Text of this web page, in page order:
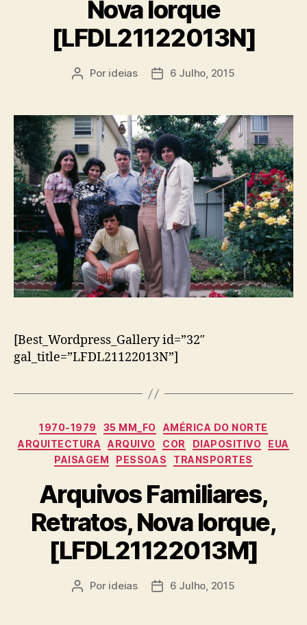
Nova Iorque
[LFDL21122013N]
Autor
Por ideias
Data6 Julho, 2015
[Best_Wordpress_Gallery id=”32″
gal_title=”LFDL21122013N”]
Categorias
1970-1979 35 MM_FO
AMÉRICA DO NORTE
ARQUITECTURA
ARQUIVO COR DIAPOSITIVO
EUA
PAISAGEM
PESSOAS TRANSPORTES
Arquivos Familiares,
Retratos, Nova Iorque,
[LFDL21122013M]
Autor
Por ideias
Data6 Julho, 2015